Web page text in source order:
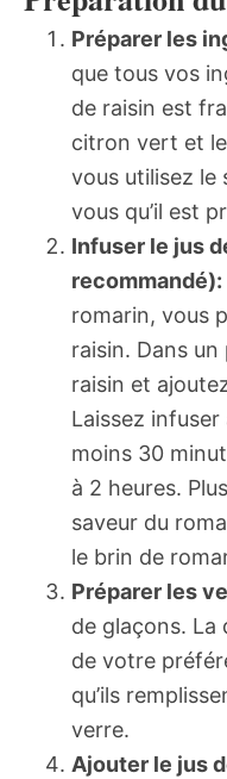
Préparer les
que tous vos
de raisin est
citron vert et
vous utilisez le
vous qu’il est
Infuser le jus
recommandé):
romarin, vous
raisin. Dans
raisin et
Laissez
moins 30
à 2 heures.
saveur du
le brin de
Préparer les
de glaçons. La
de votre
qu’ils
verre.
Ajouter le jus